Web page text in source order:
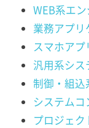
WEB系エ
業務アプ
スマホア
汎用系シ
制御・組込
システム
プロジェ